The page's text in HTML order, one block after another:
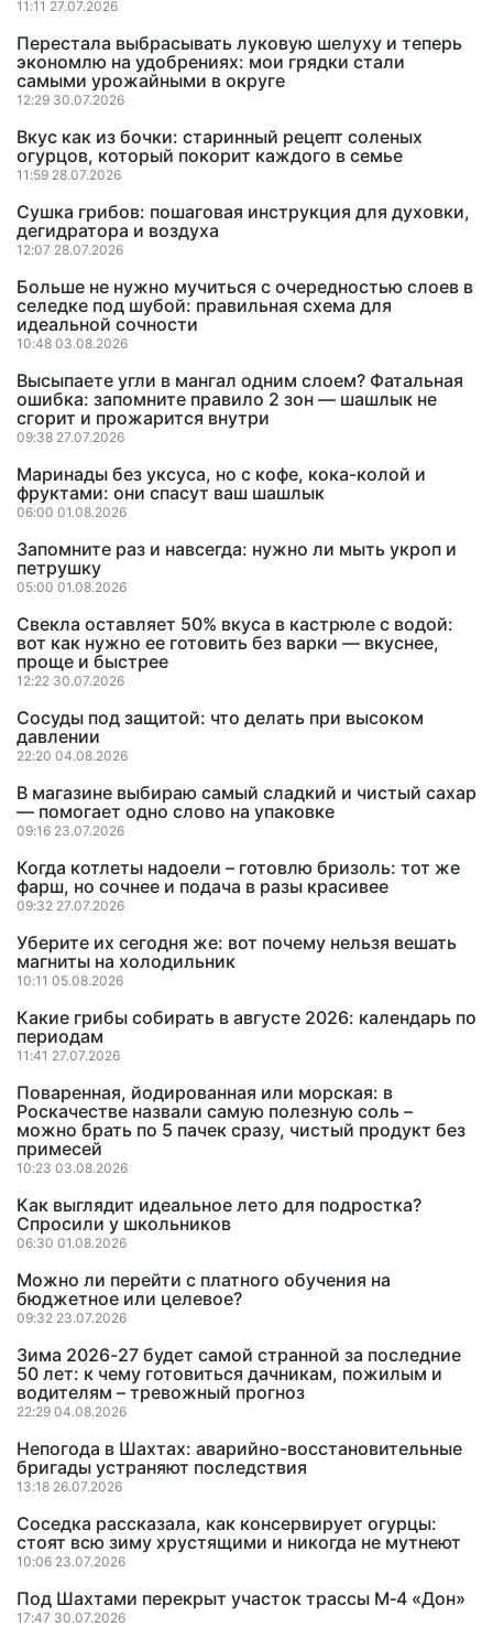
11:11 27.07.2026
Перестала выбрасывать луковую шелуху и теперь
экономлю на удобрениях: мои грядки стали
самыми урожайными в округе
12:29 30.07.2026
Вкус как из бочки: старинный рецепт соленых
огурцов, который покорит каждого в семье
11:59 28.07.2026
Сушка грибов: пошаговая инструкция для духовки,
дегидратора и воздуха
12:07 28.07.2026
Больше не нужно мучиться с очередностью слоев в
селедке под шубой: правильная схема для
идеальной сочности
10:48 03.08.2026
Высыпаете угли в мангал одним слоем? Фатальная
ошибка: запомните правило 2 зон — шашлык не
сгорит и прожарится внутри
09:38 27.07.2026
Маринады без уксуса, но с кофе, кока-колой и
фруктами: они спасут ваш шашлык
06:00 01.08.2026
Запомните раз и навсегда: нужно ли мыть укроп и
петрушку
05:00 01.08.2026
Свекла оставляет 50% вкуса в кастрюле с водой:
вот как нужно ее готовить без варки — вкуснее,
проще и быстрее
12:22 30.07.2026
Сосуды под защитой: что делать при высоком
давлении
22:20 04.08.2026
В магазине выбираю самый сладкий и чистый сахар
— помогает одно слово на упаковке
09:16 23.07.2026
Когда котлеты надоели – готовлю бризоль: тот же
фарш, но сочнее и подача в разы красивее
09:32 27.07.2026
Уберите их сегодня же: вот почему нельзя вешать
магниты на холодильник
10:11 05.08.2026
Какие грибы собирать в августе 2026: календарь по
периодам
11:41 27.07.2026
Поваренная, йодированная или морская: в
Роскачестве назвали самую полезную соль –
можно брать по 5 пачек сразу, чистый продукт без
примесей
10:23 03.08.2026
Как выглядит идеальное лето для подростка?
Спросили у школьников
06:30 01.08.2026
Можно ли перейти с платного обучения на
бюджетное или целевое?
09:32 23.07.2026
Зима 2026-27 будет самой странной за последние
50 лет: к чему готовиться дачникам, пожилым и
водителям – тревожный прогноз
22:29 04.08.2026
Непогода в Шахтах: аварийно-восстановительные
бригады устраняют последствия
13:18 26.07.2026
Соседка рассказала, как консервирует огурцы:
стоят всю зиму хрустящими и никогда не мутнеют
10:06 23.07.2026
Под Шахтами перекрыт участок трассы М‑4 «Дон»
17:47 30.07.2026